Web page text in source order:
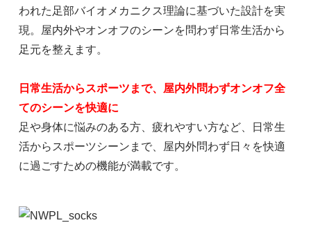
われた足部バイオメカニクス理論に基づいた設計を実
現。屋内外やオンオフのシーンを問わず日常生活から
足元を整えます。
日常生活からスポーツまで、屋内外問わずオンオフ全
てのシーンを快適に
足や身体に悩みのある方、疲れやすい方など、日常生
活からスポーツシーンまで、屋内外問わず日々を快適
に過ごすための機能が満載です。